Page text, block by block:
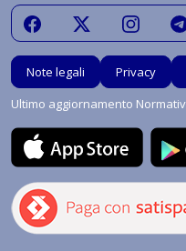
Note legali Privacy
Ultimo aggiornamento